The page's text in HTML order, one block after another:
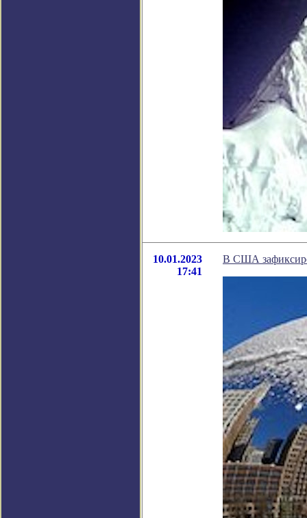
10.01.2023
17:41
В США